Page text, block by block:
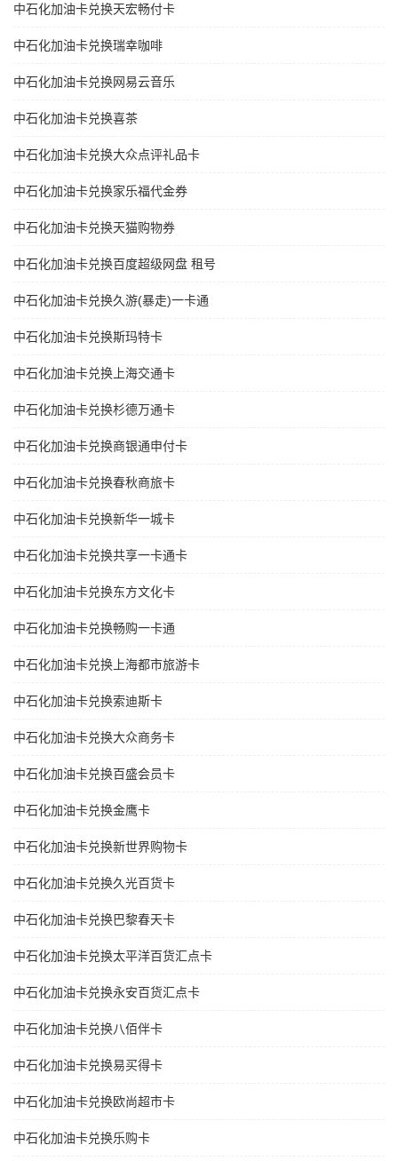
中石化加油卡兑换天宏畅付卡
中石化加油卡兑换瑞幸咖啡
中石化加油卡兑换网易云音乐
中石化加油卡兑换喜茶
中石化加油卡兑换大众点评礼品卡
中石化加油卡兑换家乐福代金券
中石化加油卡兑换天猫购物券
中石化加油卡兑换百度超级网盘 租号
中石化加油卡兑换久游(暴走)一卡通
中石化加油卡兑换斯玛特卡
中石化加油卡兑换上海交通卡
中石化加油卡兑换杉德万通卡
中石化加油卡兑换商银通申付卡
中石化加油卡兑换春秋商旅卡
中石化加油卡兑换新华一城卡
中石化加油卡兑换共享一卡通卡
中石化加油卡兑换东方文化卡
中石化加油卡兑换畅购一卡通
中石化加油卡兑换上海都市旅游卡
中石化加油卡兑换索迪斯卡
中石化加油卡兑换大众商务卡
中石化加油卡兑换百盛会员卡
中石化加油卡兑换金鹰卡
中石化加油卡兑换新世界购物卡
中石化加油卡兑换久光百货卡
中石化加油卡兑换巴黎春天卡
中石化加油卡兑换太平洋百货汇点卡
中石化加油卡兑换永安百货汇点卡
中石化加油卡兑换八佰伴卡
中石化加油卡兑换易买得卡
中石化加油卡兑换欧尚超市卡
中石化加油卡兑换乐购卡